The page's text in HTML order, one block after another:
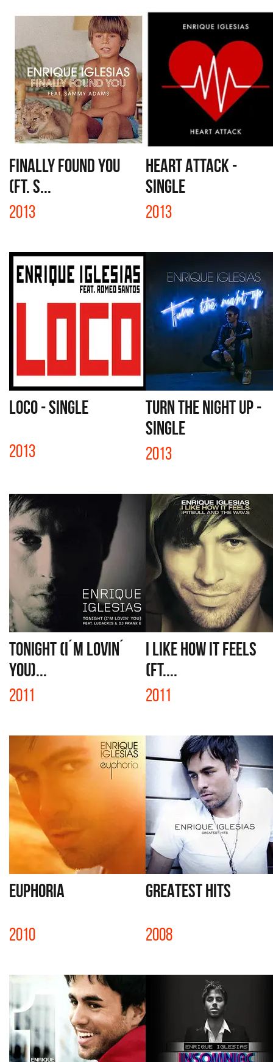
FINALLY FOUND YOU
(FT. S...
2013
HEART ATTACK -
SINGLE
2013
LOCO - SINGLE
2013
TURN THE NIGHT UP -
SINGLE
2013
TONIGHT (I´M LOVIN´
YOU)...
2011
I LIKE HOW IT FEELS
(FT....
2011
EUPHORIA
2010
GREATEST HITS
2008